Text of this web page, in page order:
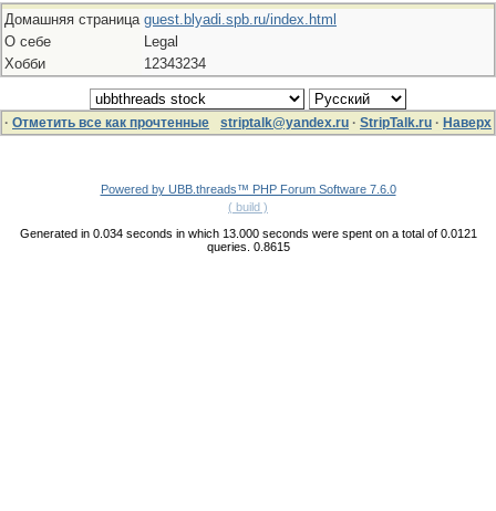
Домашняя страница guest.blyadi.spb.ru/index.html
О себе
Legal
Хобби
12343234
· Отметить все как прочтенные striptalk@yandex.ru · StripTalk.ru · Наверх
Powered by UBB.threads™ PHP Forum Software 7.6.0
( build )
Generated in 0.034 seconds in which 13.000 seconds were spent on a total of 0.0121
queries. 0.8615